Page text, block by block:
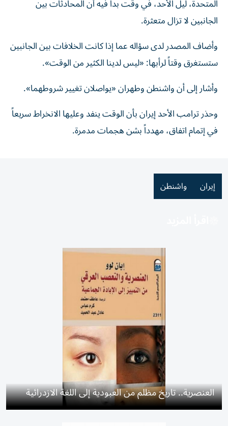
المتحدة، ليل الأحد، في وقت بدا فيه أن المحادثات ⁠بين
الجانبين لا تزال متعثرة.
وأضاف المصدر ⁠لدى ‌سؤاله عما ⁠إذا كانت الخلافات ⁠بين الجانبين
ستستغرق وقتاً ⁠لرأبها: «ليس لدينا الكثير من الوقت».
وأشار إلى أن واشنطن وطهران «يواصلان تغيير شروطهما».
وحذر ترامب الأحد إيران بأن الوقت ينفد وعليها الانخراط سريعاً
في إتمام اتفاق، مهدداً بشن هجمات مدمرة.
إيران واشنطن
العنصرية.. تاريخ مظلم من العبودية إلى اللغة الازدرائية